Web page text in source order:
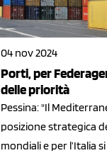
04 nov 2024
Porti, per
delle priorità
Pessina: "Il
posizione strategica
mondiali e per l’Italia